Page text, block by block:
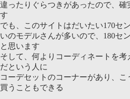
違ったりぐらつきがあったので、確
す
でも、このサイトはだいたい170セ
いのモデルさんが多いので、180セ
と思います
そして、何よりコーディネートを考
だという人に
コーデセットのコーナーがあり、
買うこともできる